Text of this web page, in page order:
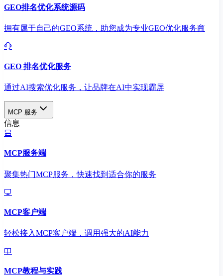
GEO排名优化系统源码
拥有属于自己的GEO系统，助您成为专业GEO优化服务商
GEO 排名优化服务
通过AI搜索优化服务，让品牌在AI中实现霸屏
MCP 服务
信息
MCP服务端
聚集热门MCP服务，快速找到适合你的服务
MCP客户端
轻松接入MCP客户端，调用强大的AI能力
MCP教程与实践